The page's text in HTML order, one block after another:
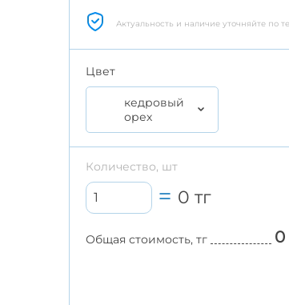
Актуальность и наличие уточняйте по
Цвет
кедровый
орех
Количество, шт
0 тг
Общая стоимость, тг 0